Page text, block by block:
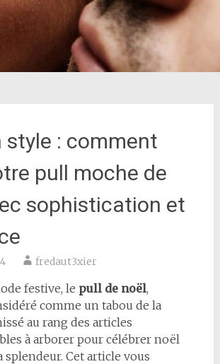
style : comment
pull moche de
sophistication et
fredaut3xier
festive, le pull de noël,
comme un tabou de la
au rang des articles
à arborer pour célébrer noël
splendeur. Cet article vous